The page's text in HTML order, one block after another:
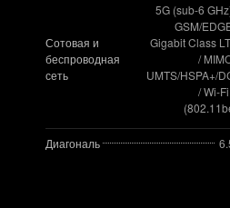
Сотовая и
беспроводная
сеть
5G (sub‑6
GSM/
Gigabit Class
/
UMTS/HSPA+/
/
Диагональ